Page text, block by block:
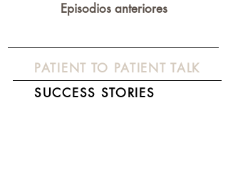
Episodios anteriores
PATIENT TO PATIENT TALK
SUCCESS STORIES